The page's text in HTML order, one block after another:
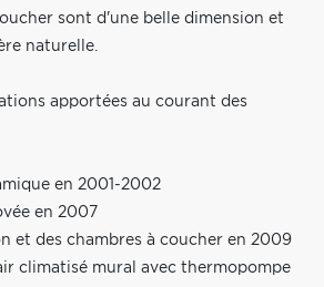
sont d'une belle dimension et
naturelle.
apportées au courant des
en 2001-2002
en 2007
et des chambres à coucher en 2009
climatisé mural avec thermopompe